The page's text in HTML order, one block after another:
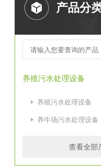
产品分
养殖污水处理设备
养殖污水处理设备
养牛场污水处理设备
查看全部